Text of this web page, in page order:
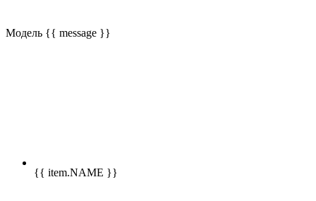
Модель {{ message }}
{{ item.NAME }}